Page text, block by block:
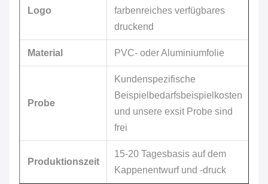
Logo
farbenreiches verfügbares
druckend
Material PVC- oder Aluminiumfolie
Probe
Kundenspezifische
Beispielbedarfsbeispielkosten
und unsere exsit Probe sind
frei
Produktionszeit
15-20 Tagesbasis auf dem
Kappenentwurf und -druck